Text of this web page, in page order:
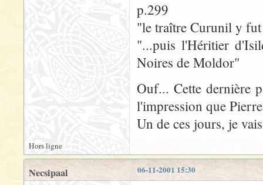
p.299
"le traître Curunil y
"...puis l'Héritier
Noires de Moldor"
Ouf... Cette dernière
l'impression que
Un de ces jours, je
Hors ligne
06-11-2001 15:30
Necsipaal